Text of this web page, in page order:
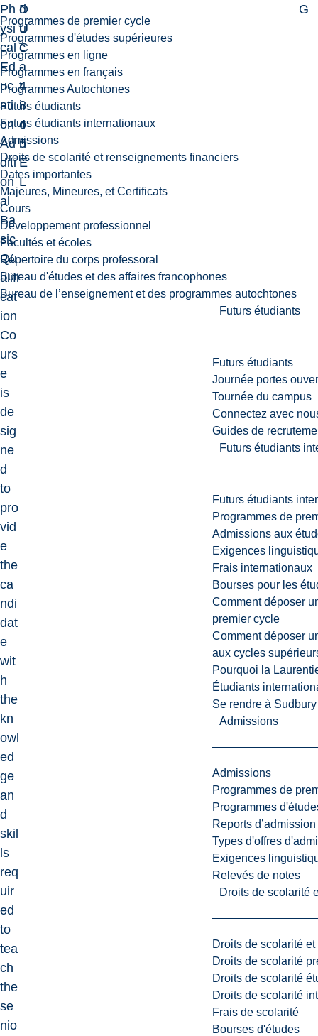
Programmes de premier cycle
Programmes d'études supérieures
Programmes en ligne
Programmes en français
Programmes Autochtones
Futurs étudiants
Futurs étudiants internationaux
Admissions
Droits de scolarité et renseignements financiers
Dates importantes
Majeures, Mineures, et Certificats
Cours
Développement professionnel
Facultés et écoles
Répertoire du corps professoral
Bureau d'études et des affaires francophones
Bureau de l’enseignement et des programmes autochtones
Futurs étudiants
Futurs étudiants
Journée portes
Tournée du campus
Connectez avec
Guides de
Futurs étudiants
Futurs étudiants
Programmes de
Admissions aux
Exigences
Frais internationaux
Bourses pour les
Comment déposer
premier cycle
Comment déposer
aux cycles
Pourquoi la
Étudiants
Se rendre à Sudbury
Admissions
Admissions
Programmes de
Programmes
Reports d’admission
Types d'offres
Exigences
Relevés de notes
Droits de scolarité
Droits de scolarité
Droits de scolarité
Droits de scolarité
Droits de scolarité
Frais de scolarité
Bourses d'études
Ph
ysi
cal
Ed
uc
ati
on
Ad
diti
on
al
Ba
sic
Qu
alifi
cat
ion
Co
urs
e
is
de
sig
ne
d
to
pro
vid
e
the
ca
ndi
dat
e
wit
h
the
kn
owl
ed
ge
an
d
skil
ls
req
uir
ed
to
tea
ch
the
se
nio
D
U
C
-
4
8
4
5
E
L
d
u
c
a
t
i
o
n
G